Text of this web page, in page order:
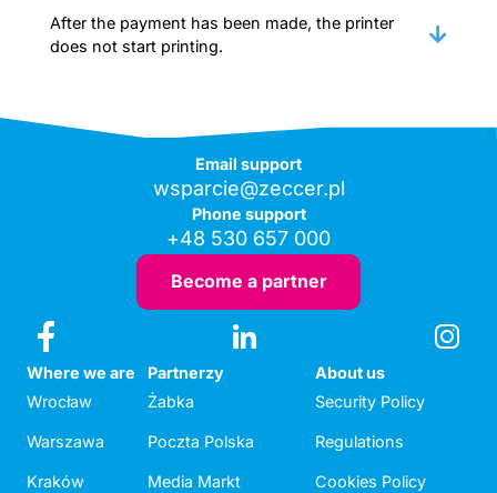
After the payment has been made, the printer
does not start printing.
Email support
wsparcie@zeccer.pl
Phone support
+48 530 657 000
Become a partner
Where we are
Wrocław
Warszawa
Kraków
Partnerzy
Żabka
Poczta Polska
Media Markt
About us
Security Policy
Regulations
Cookies Policy